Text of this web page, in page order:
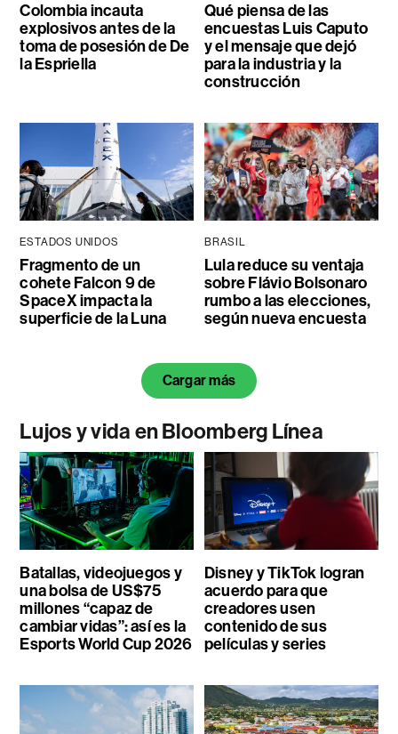
Colombia incauta
explosivos antes de la
toma de posesión de De
la Espriella
Qué piensa de las
encuestas Luis Caputo
y el mensaje que dejó
para la industria y la
construcción
ESTADOS UNIDOS
Fragmento de un
cohete Falcon 9 de
SpaceX impacta la
superficie de la Luna
BRASIL
Lula reduce su ventaja
sobre Flávio Bolsonaro
rumbo a las elecciones,
según nueva encuesta
Cargar más
Lujos y vida en Bloomberg Línea
Batallas, videojuegos y
una bolsa de US$75
millones “capaz de
cambiar vidas”: así es la
Esports World Cup 2026
Disney y TikTok logran
acuerdo para que
creadores usen
contenido de sus
películas y series